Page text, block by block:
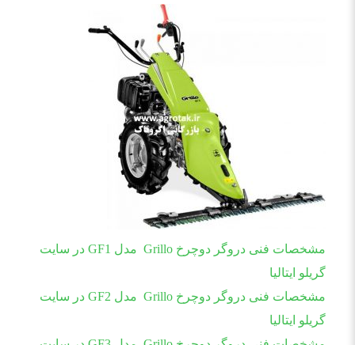
مشخصات فنی دروگر دوچرخ Grillo مدل GF1 در سایت
گریلو ایتالیا
مشخصات فنی دروگر دوچرخ Grillo مدل GF2 در سایت
گریلو ایتالیا